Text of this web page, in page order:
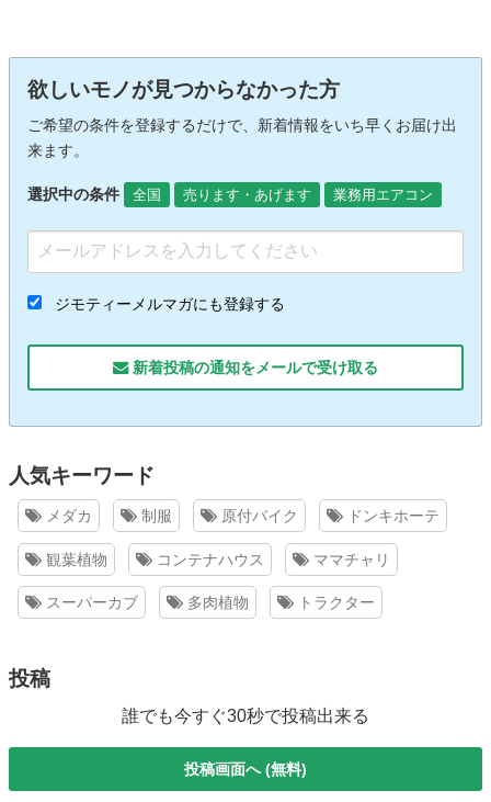
欲しいモノが見つからなかった方
ご希望の条件を登録するだけで、新着情報をいち早くお届け出
来ます。
選択中の条件 全国 売ります・あげます 業務用エアコン
ジモティーメルマガにも登録する
新着投稿の通知をメールで受け取る
人気キーワード
メダカ 制服 原付バイク ドンキホーテ
観葉植物 コンテナハウス ママチャリ
スーパーカブ 多肉植物 トラクター
投稿
誰でも今すぐ30秒で投稿出来る
投稿画面へ (無料)